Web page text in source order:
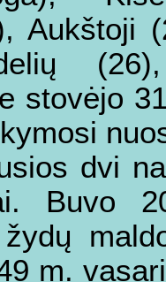
Aukštoji
stovėjo
dvi
Buvo
m.